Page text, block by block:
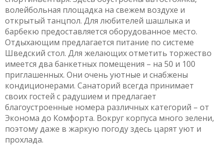
волейбольная площадка на свежем воздухе и
открытый танцпол. Для любителей шашлыка и
барбекю предоставляется оборудованное место.
Отдыхающим предлагается питание по системе
Шведский стол. Для желающих отметить торжество
имеется два банкетных помещения – на 50 и 100
приглашенных. Они очень уютные и снабжены
кондиционерами. Санаторий всегда принимает
своих гостей с радушием и предлагает
благоустроенные номера различных категорий – от
Эконома до Комфорта. Вокруг корпуса много зелени,
поэтому даже в жаркую погоду здесь царят уют и
прохлада.